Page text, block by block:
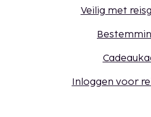
Veilig met
Inloggen voor